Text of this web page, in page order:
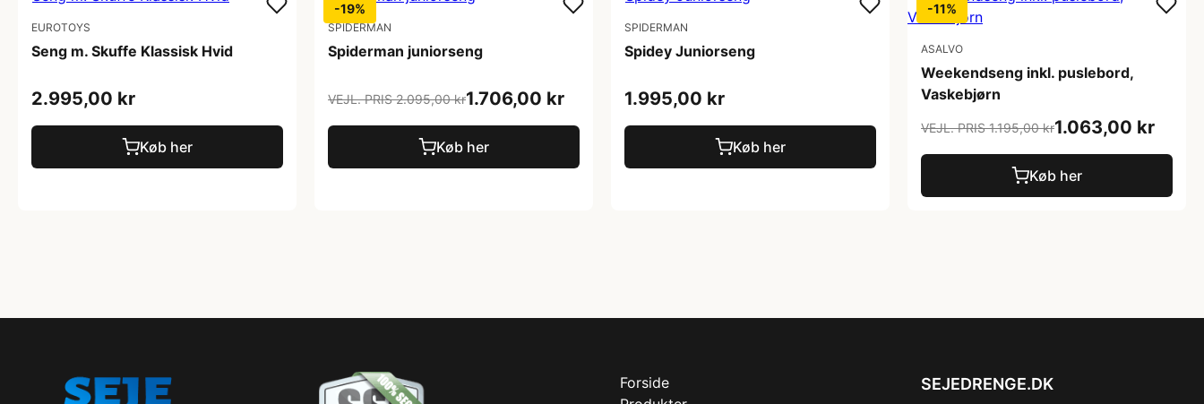
EUROTOYS
Seng m. Skuffe Klassisk Hvid
2.995,00 kr
Køb her
-19%
SPIDERMAN
Spiderman juniorseng
VEJL. PRIS 2.095,00 kr1.706,00 kr
Køb her
SPIDERMAN
Spidey Juniorseng
1.995,00 kr
Køb her
-11%
ASALVO
Weekendseng inkl. puslebord,
Vaskebjørn
VEJL. PRIS 1.195,00 kr1.063,00 kr
Køb her
Forside
SEJEDRENGE.DK